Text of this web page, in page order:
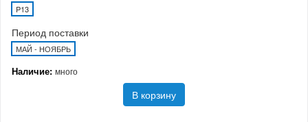
P13
Период поставки
МАЙ - НОЯБРЬ
Наличие: много
В корзину